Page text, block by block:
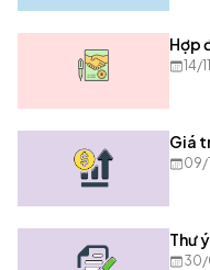
Hợp
14/
Giá
09/
Thư